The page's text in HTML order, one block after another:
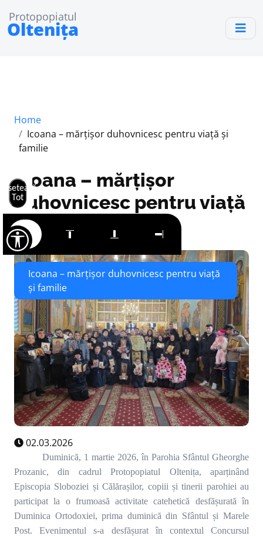
Protopopiatul
Oltenița
Home
Icoana – mărțișor duhovnicesc pentru viață și
familie
Icoana – mărțișor
duhovnicesc pentru viață
și familie
Icoana – mărțișor duhovnicesc pentru viață
și familie
02.03.2026
Duminică, 1 martie 2026, în Parohia Sfântul Gheorghe
Prozanic, din cadrul Protopopiatul Oltenița, aparținând
Episcopia Sloboziei și Călărașilor, copiii și tinerii parohiei au
participat la o frumoasă activitate catehetică desfășurată în
Duminica Ortodoxiei, prima duminică din Sfântul și Marele
Post. Evenimentul s-a desfășurat în contextul Concursul
Tot